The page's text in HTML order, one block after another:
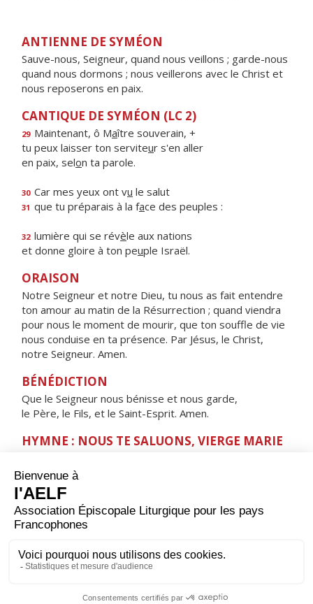
ANTIENNE DE SYMÉON
Sauve-nous, Seigneur, quand nous veillons ; garde-nous
quand nous dormons ; nous veillerons avec le Christ et
nous reposerons en paix.
CANTIQUE DE SYMÉON (LC 2)
29 Maintenant, ô Maître souverain, +
tu peux laisser ton serviteur s'en aller
en paix, selon ta parole.
30 Car mes yeux ont vu le salut
31 que tu préparais à la face des peuples :
32 lumière qui se révèle aux nations
et donne gloire à ton peuple Israël.
ORAISON
Notre Seigneur et notre Dieu, tu nous as fait entendre
ton amour au matin de la Résurrection ; quand viendra
pour nous le moment de mourir, que ton souffle de vie
nous conduise en ta présence. Par Jésus, le Christ,
notre Seigneur. Amen.
BÉNÉDICTION
Que le Seigneur nous bénisse et nous garde,
le Père, le Fils, et le Saint-Esprit. Amen.
HYMNE : NOUS TE SALUONS, VIERGE MARIE
servante du Seigneur.
Ta foi nous a donné
l'Enfant de la promesse,
la source de la vie.
Ève nouvelle,
Jésus Christ, notre frère,